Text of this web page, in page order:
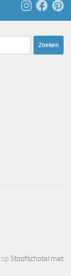
op Stoofschotel met